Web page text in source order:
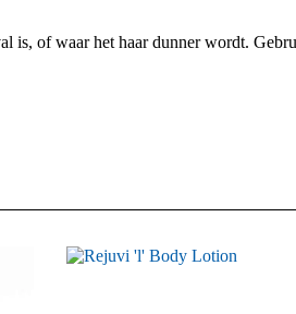
is, of waar het haar dunner wordt.